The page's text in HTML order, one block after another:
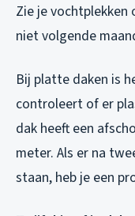
Zie je vochtplekken
niet volgende
Bij platte daken is
controleert of er
dak heeft een
meter. Als er na
staan, heb je een